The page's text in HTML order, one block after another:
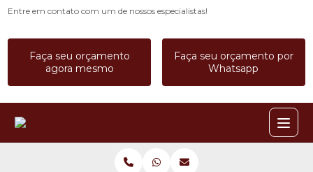
Entre em contato com um de nossos especialistas!
Faça seu orçamento
agora mesmo
Faça seu orçamento por
Whatsapp